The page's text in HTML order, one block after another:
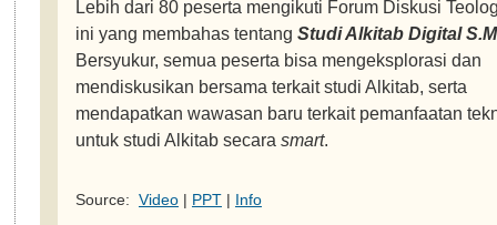
Lebih dari 80 peserta mengikuti Forum Diskusi
ini yang membahas tentang Studi Alkitab Digital
Bersyukur, semua peserta bisa mengeksplorasi dan
mendiskusikan bersama terkait studi Alkitab, serta
mendapatkan wawasan baru terkait pemanfaatan
untuk studi Alkitab secara smart.
Source: Video| PPT| Info